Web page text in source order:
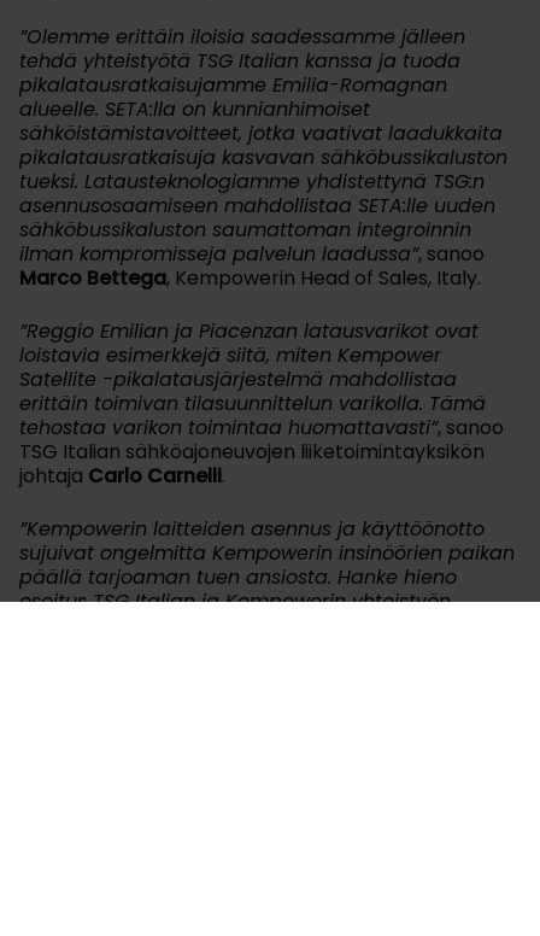
”Olemme erittäin iloisia saadessamme jälleen
tehdä yhteistyötä TSG Italian kanssa ja tuoda
pikalatausratkaisujamme Emilia-Romagnan
alueelle. SETA:lla on kunnianhimoiset
sähköistämistavoitteet, jotka vaativat laadukkaita
pikalatausratkaisuja kasvavan sähköbussikaluston
tueksi. Latausteknologiamme yhdistettynä TSG:n
asennusosaamiseen mahdollistaa SETA:lle uuden
sähköbussikaluston saumattoman integroinnin
ilman kompromisseja palvelun laadussa”, sanoo
Marco Bettega, Kempowerin Head of Sales, Italy.
”Reggio Emilian ja Piacenzan latausvarikot ovat
loistavia esimerkkejä siitä, miten Kempower
Satellite -pikalatausjärjestelmä mahdollistaa
erittäin toimivan tilasuunnittelun varikolla. Tämä
tehostaa varikon toimintaa huomattavasti”, sanoo
TSG Italian sähköajoneuvojen liiketoimintayksikön
johtaja Carlo Carnelli.
”Kempowerin laitteiden asennus ja käyttöönotto
sujuivat ongelmitta Kempowerin insinöörien paikan
päällä tarjoaman tuen ansiosta. Hanke hieno
osoitus TSG Italian ja Kempowerin yhteistyön